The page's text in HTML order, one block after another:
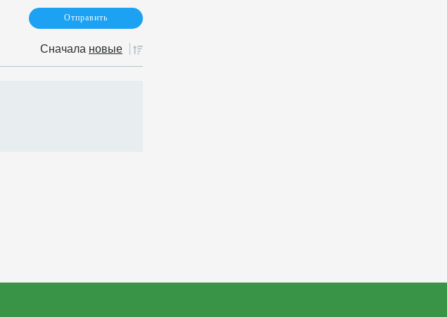
Сначала новые